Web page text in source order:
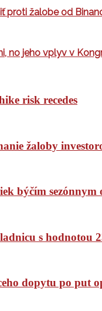
proti žalobe od
no jeho vplyv v
risk recedes
žaloby
býčím sezónnym
s hodnotou
dopytu po put